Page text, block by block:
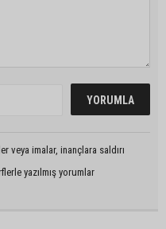
veya imalar, inançlara saldırı
yazılmış yorumlar